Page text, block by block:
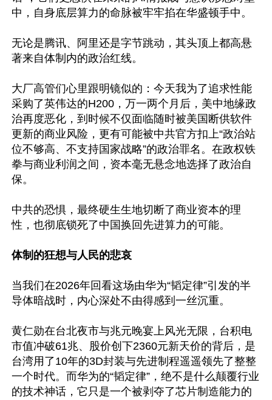
中，自身底层算力的命脉被牢牢掐在华盛顿手中。
无论是腾讯、阿里还是字节跳动，其头顶上都高悬
著来自体制内的政治红线。
大厂高管们心里跟明镜似的：今天我为了追求性能
采购了英伟达的H200，万一两个月后，美中地缘政
治再度恶化，到时候不仅面临随时被美国断供软件
更新的商业风险，更有可能被中共官方扣上“政治站
位不够高、不支持国家战略”的政治罪名。在政权铁
拳与商业利润之间，资本毫无悬念地选择了政治自
保。
中共的恐惧，最终硬生生地切断了商业资本的理
性，也彻底锁死了中国换回先进算力的可能。
体制的狂想与人民的悲哀
当我们在2026年回看这场由华为“韬定律”引发的半
导体暗战时，内心深处不由得感到一丝沉重。
黄仁勋在台北夜市与兆元晚宴上风光无限，台积电
市值冲破61兆、股价创下2360元新天价的背后，是
台湾用了10年的3D封装与先进制程遥遥领先了整整
一个时代。而华为的“韬定律”，绝不是什么颠覆行业
的技术神话，它只是一个被剥夺了芯片制造能力的